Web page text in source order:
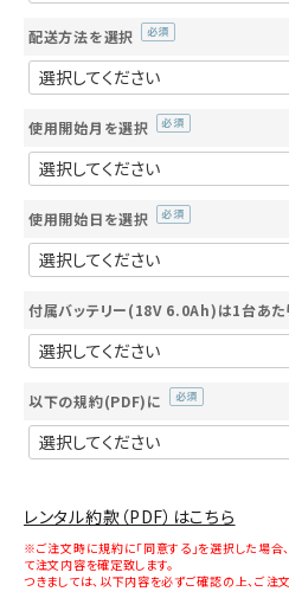
配送方法を選択
須)
使用開始月を選択
須)
使用開始日を選択
須)
付属バッテリー(18V 6.0Ah)は1台あた
以下の規約(PDF)に
レンタル約款（PDF）はこちら
※ご注文時に規約に「同意する」を選択した場
て注文内容を確定致します。
つきましては、以下内容を必ずご確認の上、ご注